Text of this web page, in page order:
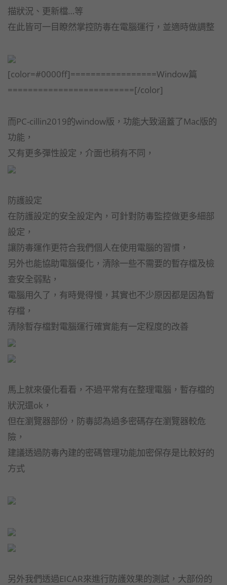
描狀況、更新檔…等
在此皆可一目瞭然掌控防毒在電腦運行，並適時做調整
[color=#0000ff]=================Window篇
=========================[/color]
而PC-cillin2019的window版，功能大致涵蓋了Mac版的
功能，
又有更多彈性設定，介面也稍有不同，
防護設定
在防護設定的安全設定內，可針對防毒監控做更多細部
設定，
讓防毒運作更符合我們個人在使用電腦的習慣，
另外也能協助電腦優化，清除一些不需要的暫存檔及檢
查安全弱點，
電腦用久了，有時覺得慢，其實也不少原因都是因為暫
存檔，
清除暫存檔對電腦運行確實能有一定程度的改善
馬上就來優化看看，不過平常有在整理電腦，暫存檔的
狀況還ok，
但在瀏覽器部份，防毒認為過多密碼存在瀏覽器較危
險，
建議透過防毒內建的密碼管理功能加密保存是比較好的
方式
另外我們透過EICAR來進行防護效果的測試，大部份的